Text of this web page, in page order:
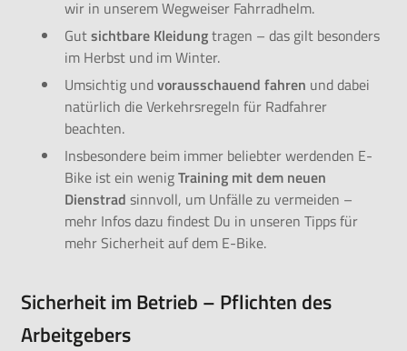
wir in unseremWegweiser Fahrradhelm.
Gutsichtbare Kleidungtragen – das gilt besonders
im Herbst und im Winter.
Umsichtig undvorausschauend fahren und dabei
natürlich dieVerkehrsregeln für Radfahrer
beachten.
Insbesondere beim immer beliebter werdenden E-
Bike ist ein wenigTraining mit dem neuen
Dienstrad sinnvoll, um Unfälle zu vermeiden –
mehr Infos dazu findest Du in unseren Tipps für
mehr Sicherheit auf dem E-Bike.
Sicherheit im Betrieb – Pflichten des
Arbeitgebers